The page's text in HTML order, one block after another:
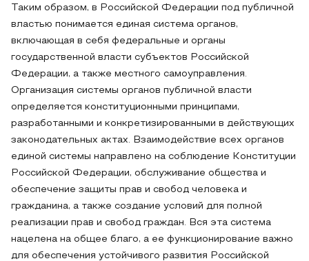
Таким образом, в Российской Федерации под публичной
властью понимается единая система органов,
включающая в себя федеральные и органы
государственной власти субъектов Российской
Федерации, а также местного самоуправления.
Организация системы органов публичной власти
определяется конституционными принципами,
разработанными и конкретизированными в действующих
законодательных актах. Взаимодействие всех органов
единой системы направлено на соблюдение Конституции
Российской Федерации, обслуживание общества и
обеспечение защиты прав и свобод человека и
гражданина, а также создание условий для полной
реализации прав и свобод граждан. Вся эта система
нацелена на общее благо, а ее функционирование важно
для обеспечения устойчивого развития Российской